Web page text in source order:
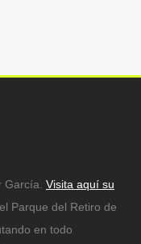
García. Visita aquí su
Parque del Retiro de
en todo